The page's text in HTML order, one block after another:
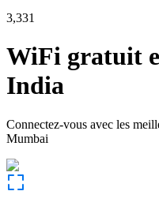
3,331
WiFi gratuit
India
Connectez-vous avec les
Mumbai